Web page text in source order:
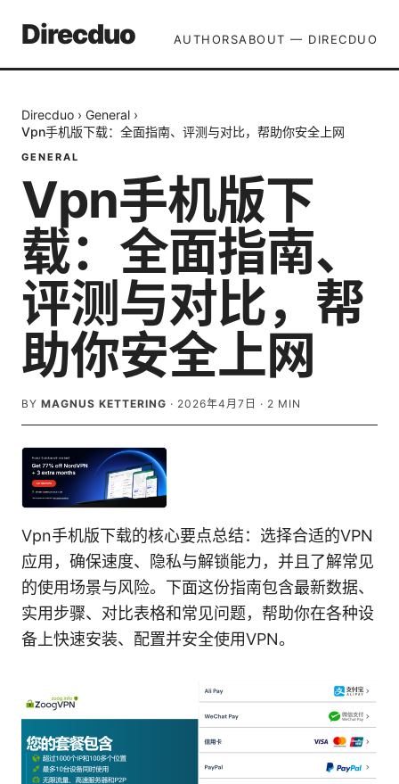
Direcduo AUTHORSABOUT — DIRECDUO
Direcduo › General ›
Vpn手机版下载：全面指南、评测与对比，帮助你安全上网
GENERAL
Vpn手机版下
载：全面指南、
评测与对比，帮
助你安全上网
BY MAGNUS KETTERING · 2026年4月7日 · 2 MIN
Vpn手机版下载的核心要点总结：选择合适的VPN
应用，确保速度、隐私与解锁能力，并且了解常见
的使用场景与风险。下面这份指南包含最新数据、
实用步骤、对比表格和常见问题，帮助你在各种设
备上快速安装、配置并安全使用VPN。